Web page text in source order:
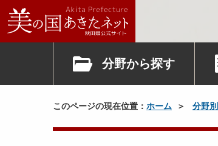
分野から探す
このページの現在位置： ホーム 分野